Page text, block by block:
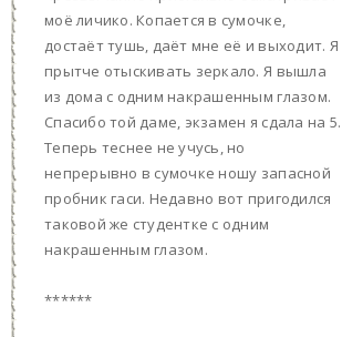
моё личико. Копается в сумочке,
достаёт тушь, даёт мне её и выходит. Я
прытче отыскивать зеркало. Я вышла
из дома с одним накрашенным глазом.
Спасибо той даме, экзамен я сдала на 5.
Теперь теснее не учусь, но
непрерывно в сумочке ношу запасной
пробник гаси. Недавно вот пригодился
таковой же студентке с одним
накрашенным глазом.
******